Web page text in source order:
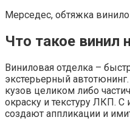
Мерседес, обтяжка
Что такое винил
Виниловая отделка –
экстерьерный
кузов целиком либо
окраску и текстуру ЛКП.
создают аппликации и